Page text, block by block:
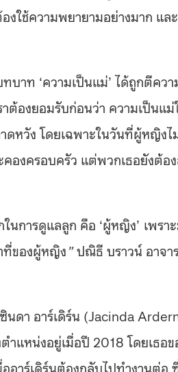
ใช้ความพยายามอย่างมาก แ
าท ‘ความเป็นแม่’ ได้ถูกตีคว
าต้องยอมรับก่อนว่า ความเป็น
หวัง โดยเฉพาะในวันที่ผู้หญิง
องครอบครัว แต่พวกเธอยังต้อ
นการดูแลลูก คือ ‘ผู้หญิง’ เพรา
ที่ของผู้หญิง”ปณิธี บราวน์ อาจ
ดา อาร์เดิร์น (Jacinda
ำแหน่งอยู่เมื่อปี 2018 โดยเธอ
าร์เดิร์นต้องกลับไปทำงานต่อ